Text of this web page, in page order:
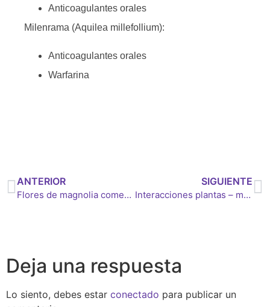
Anticoagulantes orales
Milenrama (Aquilea millefollium):
Anticoagulantes orales
Warfarina
ANTERIOR
Flores de magnolia comestibles
SIGUIENTE
Interacciones plantas – medicamentos IV
Deja una respuesta
Lo siento, debes estar conectado para publicar un